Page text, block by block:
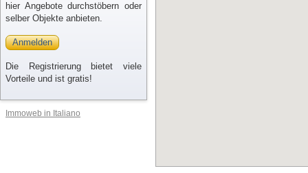
hier Angebote durchstöbern oder
selber Objekte anbieten.
Anmelden
Die Registrierung bietet viele
Vorteile und ist gratis!
Immoweb in Italiano